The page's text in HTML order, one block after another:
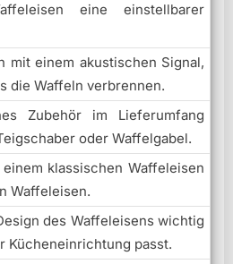
eine einstellbarer
mit einem akustischen Signal,
die Waffeln verbrennen.
Zubehör im Lieferumfang
oder Waffelgabel.
klassischen Waffeleisen
Waffeleisen.
des Waffeleisens wichtig
Kücheneinrichtung passt.